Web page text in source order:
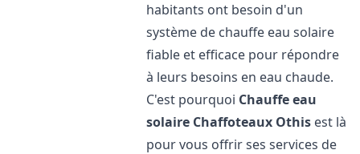
habitants ont besoin d'un
système de chauffe eau solaire
fiable et efficace pour répondre
à leurs besoins en eau chaude.
C'est pourquoi Chauffe eau
solaire Chaffoteaux Othis est là
pour vous offrir ses services de